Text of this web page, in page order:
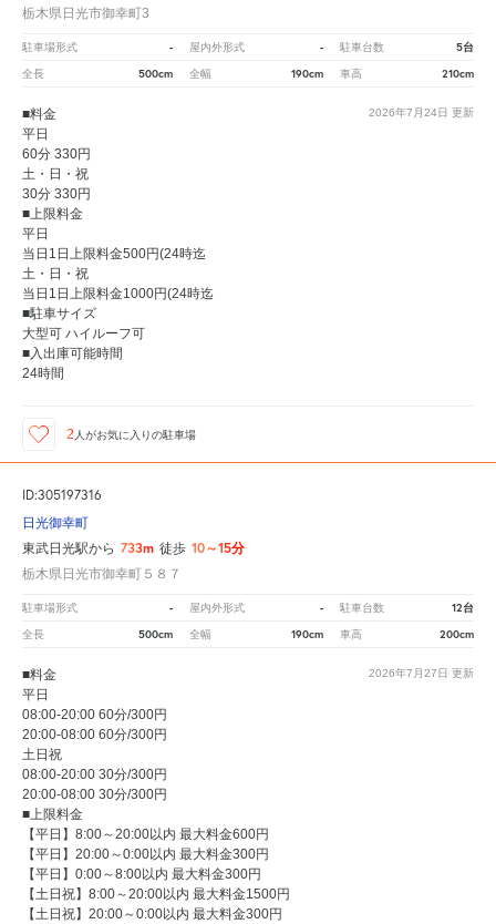
栃木県日光市御幸町3
駐車場形式 - 屋内外形式 - 駐車台数 5台
全長 500cm 全幅 190cm 車高 210cm
2026年7月24日 更新
■料金
平日
60分 330円
土・日・祝
30分 330円
■上限料金
平日
当日1日上限料金500円(24時迄
土・日・祝
当日1日上限料金1000円(24時迄
■駐車サイズ
大型可 ハイルーフ可
■入出庫可能時間
24時間
2 人がお気に入りの駐車場
ID:305197316
日光御幸町
東武日光駅から 733m 徒歩 10～15分
栃木県日光市御幸町５８７
駐車場形式 - 屋内外形式 - 駐車台数 12台
全長 500cm 全幅 190cm 車高 200cm
2026年7月27日 更新
■料金
平日
08:00-20:00 60分/300円
20:00-08:00 60分/300円
土日祝
08:00-20:00 30分/300円
20:00-08:00 30分/300円
■上限料金
【平日】8:00～20:00以内 最大料金600円
【平日】20:00～0:00以内 最大料金300円
【平日】0:00～8:00以内 最大料金300円
【土日祝】8:00～20:00以内 最大料金1500円
【土日祝】20:00～0:00以内 最大料金300円